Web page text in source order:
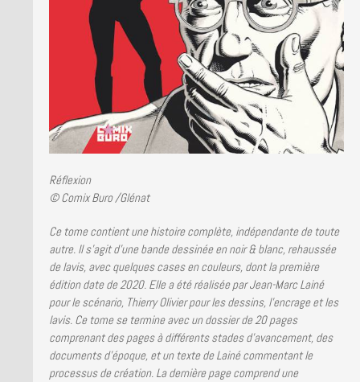
Réflexion
© Comix Buro /Glénat
Ce tome contient une histoire complète, indépendante de toute
autre. Il s’agit d’une bande dessinée en noir & blanc, rehaussée
de lavis, avec quelques cases en couleurs, dont la première
édition date de 2020. Elle a été réalisée par Jean-Marc Lainé
pour le scénario, Thierry Olivier pour les dessins, l’encrage et les
lavis. Ce tome se termine avec un dossier de 20 pages
comprenant des pages à différents stades d’avancement, des
documents d’époque, et un texte de Lainé commentant le
processus de création. La dernière page comprend une